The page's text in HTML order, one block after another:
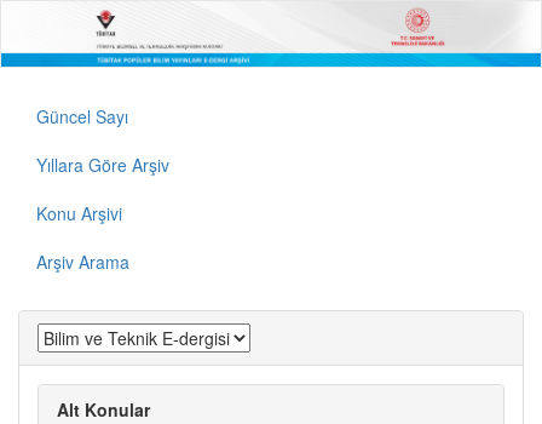
Güncel Sayı
Yıllara Göre Arşiv
Konu Arşivi
Arşiv Arama
Alt Konular